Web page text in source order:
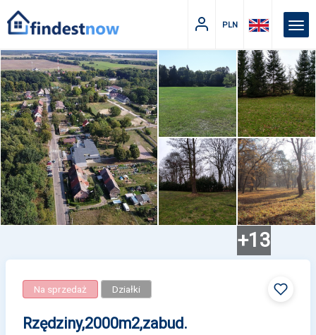
PLN
+13
Na sprzedaż Działki
Rzędziny,2000m2,zabud.